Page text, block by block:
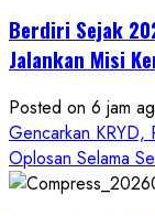
Berdiri Sejak
Jalankan Misi
Posted on 6 jam
Gencarkan KRYD,
Oplosan Selama